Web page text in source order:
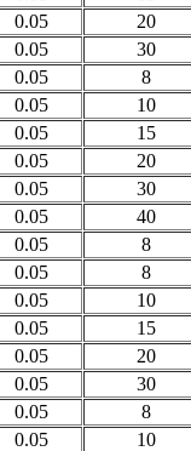
0.05
20
0.05
30
0.05
8
0.05
10
0.05
15
0.05
20
0.05
30
0.05
40
0.05
8
0.05
8
0.05
10
0.05
15
0.05
20
0.05
30
0.05
8
0.05 10